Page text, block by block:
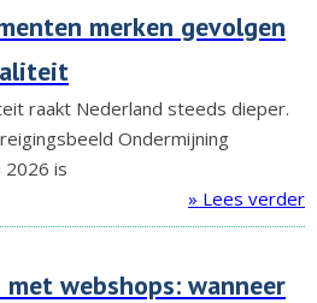
merken gevolgen
raakt Nederland steeds dieper.
Ondermijning
2026 is
» Lees verder
met webshops: wanneer